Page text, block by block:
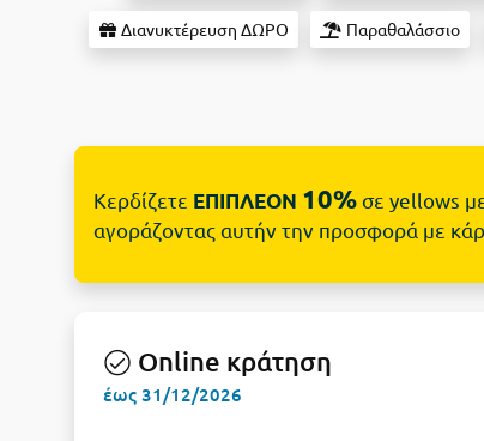
Διανυκτέρευση ΔΩΡΟ Παραθαλάσσιο
Κερδίζετε ΕΠΙΠΛΕΟΝ 10%σε yellows
αγοράζοντας αυτήν την προσφορά με
Online κράτηση
έως 31/12/2026